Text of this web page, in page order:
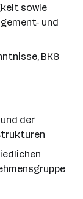
sowie
und
BKS
der